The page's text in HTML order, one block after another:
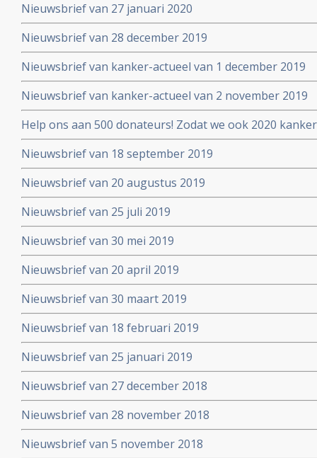
Nieuwsbrief van 27 januari 2020
Nieuwsbrief van 28 december 2019
Nieuwsbrief van kanker-actueel van 1 december 2019
Nieuwsbrief van kanker-actueel van 2 november 2019
Help ons aan 500 donateurs! Zodat we ook 2020
voortzetten
Nieuwsbrief van 18 september 2019
Nieuwsbrief van 20 augustus 2019
Nieuwsbrief van 25 juli 2019
Nieuwsbrief van 30 mei 2019
Nieuwsbrief van 20 april 2019
Nieuwsbrief van 30 maart 2019
Nieuwsbrief van 18 februari 2019
Nieuwsbrief van 25 januari 2019
Nieuwsbrief van 27 december 2018
Nieuwsbrief van 28 november 2018
Nieuwsbrief van 5 november 2018